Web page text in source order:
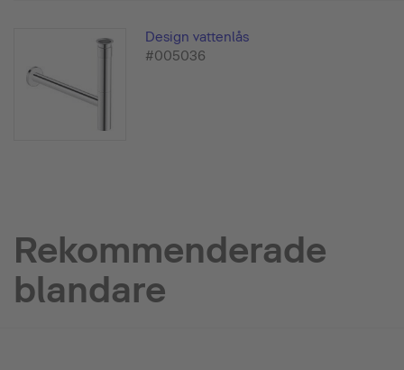
Design vattenlås
#005036
Rekommenderade
blandare